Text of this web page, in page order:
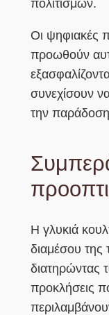
πολιτισμών.
Οι ψηφιακές
προωθούν
συνεχίσουν
την
Η γλυκιά
διαμέσου της
διατηρώντας
προκλήσεις